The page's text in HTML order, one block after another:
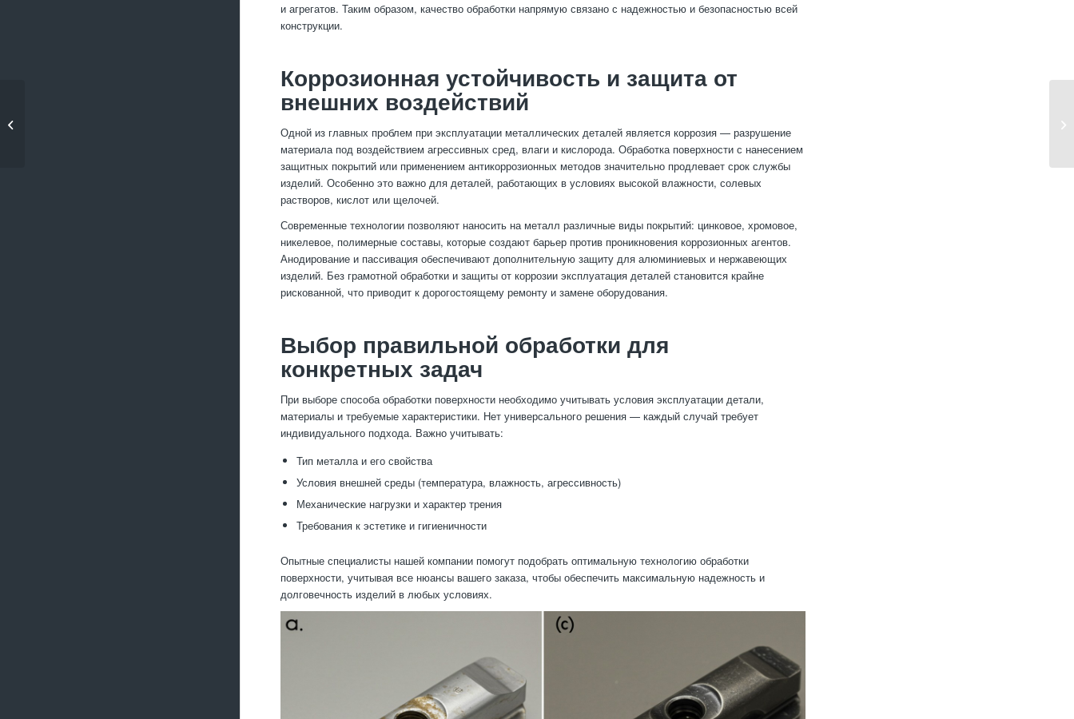
и агрегатов. Таким образом, качество обработки напрямую связано с надежностью и безопасностью всей
конструкции.
Коррозионная устойчивость и защита от
внешних воздействий
Одной из главных проблем при эксплуатации металлических деталей является коррозия — разрушение
материала под воздействием агрессивных сред, влаги и кислорода. Обработка поверхности с нанесением
защитных покрытий или применением антикоррозионных методов значительно продлевает срок службы
изделий. Особенно это важно для деталей, работающих в условиях высокой влажности, солевых
растворов, кислот или щелочей.
Современные технологии позволяют наносить на металл различные виды покрытий: цинковое, хромовое,
никелевое, полимерные составы, которые создают барьер против проникновения коррозионных агентов.
Анодирование и пассивация обеспечивают дополнительную защиту для алюминиевых и нержавеющих
изделий. Без грамотной обработки и защиты от коррозии эксплуатация деталей становится крайне
рискованной, что приводит к дорогостоящему ремонту и замене оборудования.
Выбор правильной обработки для
конкретных задач
При выборе способа обработки поверхности необходимо учитывать условия эксплуатации детали,
материалы и требуемые характеристики. Нет универсального решения — каждый случай требует
индивидуального подхода. Важно учитывать:
Тип металла и его свойства
Условия внешней среды (температура, влажность, агрессивность)
Механические нагрузки и характер трения
Требования к эстетике и гигиеничности
Опытные специалисты нашей компании помогут подобрать оптимальную технологию обработки
поверхности, учитывая все нюансы вашего заказа, чтобы обеспечить максимальную надежность и
долговечность изделий в любых условиях.